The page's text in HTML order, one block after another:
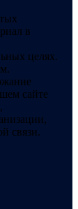
в
целях.
сайте
связи.